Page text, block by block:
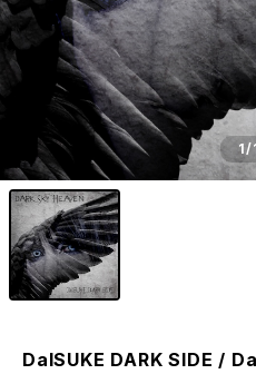
1/
DaISUKE DARK SIDE /